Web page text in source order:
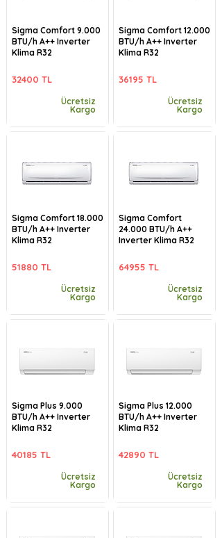
Sigma Comfort 9.000
BTU/h A++ Inverter
Klima R32
32400 TL
Ücretsiz
Kargo
Sigma Comfort 18.000
BTU/h A++ Inverter
Klima R32
51880 TL
Ücretsiz
Kargo
Sigma Plus 9.000
BTU/h A++ Inverter
Klima R32
40185 TL
Ücretsiz
Kargo
Sigma Comfort 12.000
BTU/h A++ Inverter
Klima R32
36195 TL
Ücretsiz
Kargo
Sigma Comfort
24.000 BTU/h A++
Inverter Klima R32
64955 TL
Ücretsiz
Kargo
Sigma Plus 12.000
BTU/h A++ Inverter
Klima R32
42890 TL
Ücretsiz
Kargo